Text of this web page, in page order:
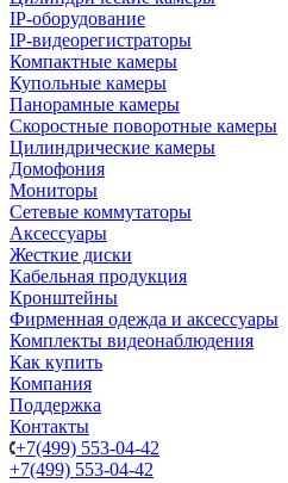
IP-оборудование
IP-видеорегистраторы
Компактные камеры
Купольные камеры
Панорамные камеры
Скоростные поворотные камеры
Цилиндрические камеры
Домофония
Мониторы
Сетевые коммутаторы
Аксессуары
Жесткие диски
Кабельная продукция
Кронштейны
Фирменная одежда и аксессуары
Комплекты видеонаблюдения
Как купить
Компания
Поддержка
Контакты
+7(499) 553-04-42
+7(499) 553-04-42